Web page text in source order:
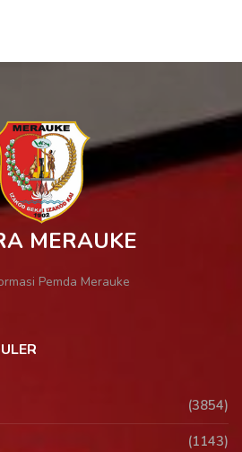
MERAUKE
Pemda Merauke
(3854)
(1143)